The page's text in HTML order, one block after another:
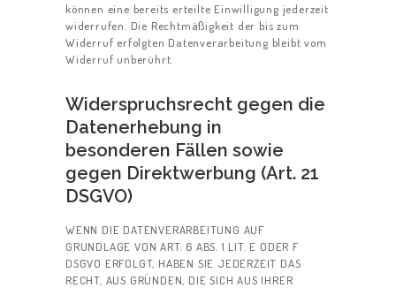
können eine bereits erteilte Einwilligung jederzeit
widerrufen. Die Rechtmäßigkeit der bis zum
Widerruf erfolgten Datenverarbeitung bleibt vom
Widerruf unberührt.
Widerspruchsrecht gegen die
Datenerhebung in
besonderen Fällen sowie
gegen Direktwerbung (Art. 21
DSGVO)
WENN DIE DATENVERARBEITUNG AUF
GRUNDLAGE VON ART. 6 ABS. 1 LIT. E ODER F
DSGVO ERFOLGT, HABEN SIE JEDERZEIT DAS
RECHT, AUS GRÜNDEN, DIE SICH AUS IHRER